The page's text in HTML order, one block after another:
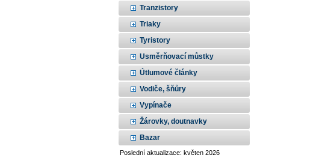
Tranzistory
Triaky
Tyristory
Usměrňovací můstky
Útlumové články
Vodiče, šňůry
Vypínače
Žárovky, doutnavky
Bazar
Poslední aktualizace: květen 2026